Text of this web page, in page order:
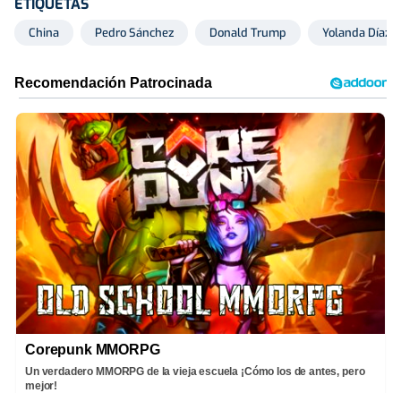
China Pedro Sánchez Donald Trump Yolanda Díaz
Corepunk MMORPG
Un verdadero MMORPG de la vieja escuela ¡Cómo los de antes, pero
mejor!